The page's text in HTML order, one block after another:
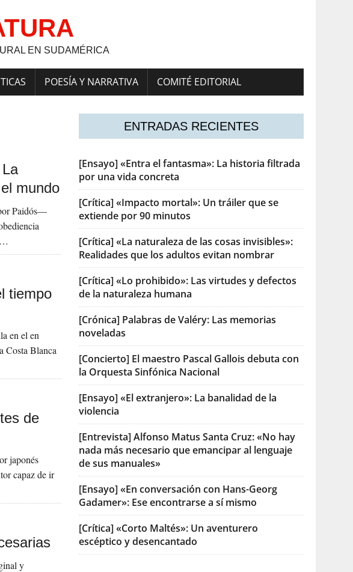
EN SUDAMÉRICA
POESÍA Y NARRATIVA COMITÉ EDITORIAL
mundo
Paidós—
tiempo
en el en
Costa Blanca
de
japonés
capaz de ir
y
ENTRADAS RECIENTES
[Ensayo] «Entra el fantasma»: La historia filtrada
por una vida concreta
[Crítica] «Impacto mortal»: Un tráiler que se
extiende por 90 minutos
[Crítica] «La naturaleza de las cosas invisibles»:
Realidades que los adultos evitan nombrar
[Crítica] «Lo prohibido»: Las virtudes y defectos
de la naturaleza humana
[Crónica] Palabras de Valéry: Las memorias
noveladas
[Concierto] El maestro Pascal Gallois debuta con
la Orquesta Sinfónica Nacional
[Ensayo] «El extranjero»: La banalidad de la
violencia
[Entrevista] Alfonso Matus Santa Cruz: «No hay
nada más necesario que emancipar al lenguaje
de sus manuales»
[Ensayo] «En conversación con Hans-Georg
Gadamer»: Ese encontrarse a sí mismo
[Crítica] «Corto Maltés»: Un aventurero
escéptico y desencantado